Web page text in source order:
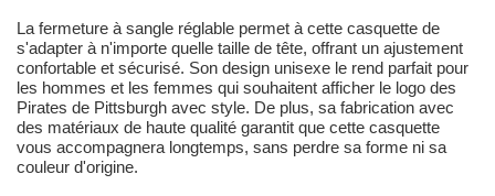
La fermeture à sangle réglable permet à cette casquette de
s'adapter à n'importe quelle taille de tête, offrant un ajustement
confortable et sécurisé. Son design unisexe le rend parfait pour
les hommes et les femmes qui souhaitent afficher le logo des
Pirates de Pittsburgh avec style. De plus, sa fabrication avec
des matériaux de haute qualité garantit que cette casquette
vous accompagnera longtemps, sans perdre sa forme ni sa
couleur d'origine.